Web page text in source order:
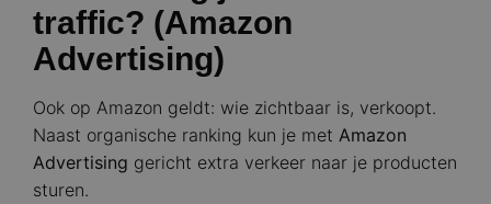
traffic? (Amazon
Advertising)
Ook op Amazon geldt: wie zichtbaar is, verkoopt.
Naast organische ranking kun je met Amazon
Advertising gericht extra verkeer naar je producten
sturen.